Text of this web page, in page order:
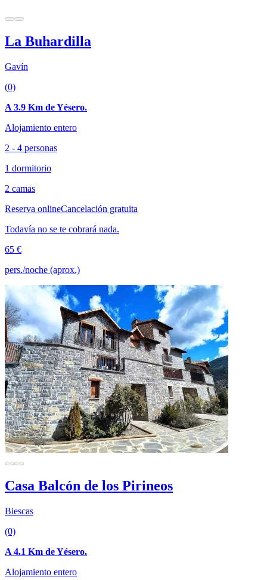
La Buhardilla
Gavín
(0)
A 3.9 Km de Yésero.
Alojamiento entero
2 - 4 personas
1 dormitorio
2 camas
Reserva onlineCancelación gratuita
Todavía no se te cobrará nada.
65 €
pers./noche (aprox.)
Casa Balcón de los Pirineos
Biescas
(0)
A 4.1 Km de Yésero.
Alojamiento entero